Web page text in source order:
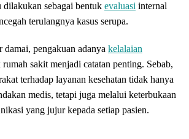
sebagai bentuk evaluasi internal
terulangnya kasus serupa.
pengakuan adanya kelalaian
sakit menjadi catatan penting. Sebab,
terhadap layanan kesehatan tidak hanya
medis, tetapi juga melalui keterbukaan
yang jujur kepada setiap pasien.